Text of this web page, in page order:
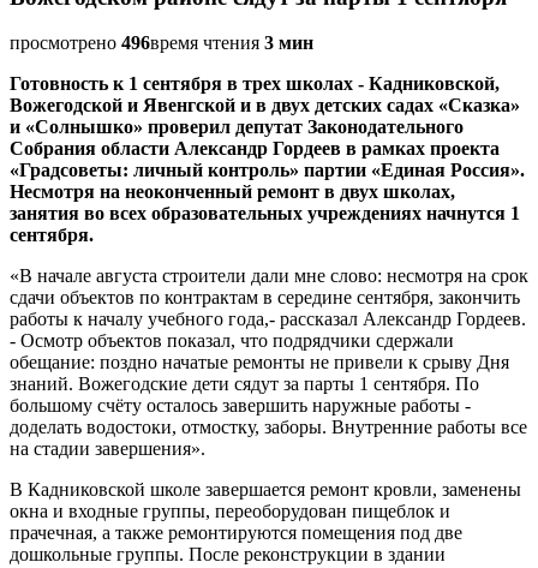
просмотрено 496время чтения 3 мин
Готовность к 1 сентября в трех школах - Кадниковской,
Вожегодской и Явенгской и в двух детских садах «Сказка»
и «Солнышко» проверил депутат Законодательного
Собрания области Александр Гордеев в рамках проекта
«Градсоветы: личный контроль» партии «Единая Россия».
Несмотря на неоконченный ремонт в двух школах,
занятия во всех образовательных учреждениях начнутся 1
сентября.
«В начале августа строители дали мне слово: несмотря на срок
сдачи объектов по контрактам в середине сентября, закончить
работы к началу учебного года,- рассказал Александр Гордеев.
- Осмотр объектов показал, что подрядчики сдержали
обещание: поздно начатые ремонты не привели к срыву Дня
знаний. Вожегодские дети сядут за парты 1 сентября. По
большому счёту осталось завершить наружные работы -
доделать водостоки, отмостку, заборы. Внутренние работы все
на стадии завершения».
В Кадниковской школе завершается ремонт кровли, заменены
окна и входные группы, переоборудован пищеблок и
прачечная, а также ремонтируются помещения под две
дошкольные группы. После реконструкции в здании